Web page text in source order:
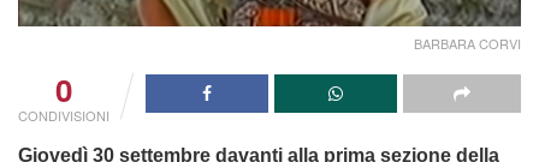
BARBARA CORVI
0
CONDIVISIONI
Giovedì 30 settembre davanti alla prima sezione della